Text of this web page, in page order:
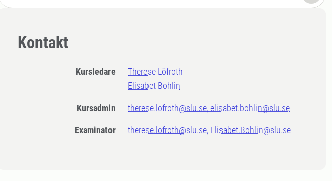
Kontakt
Kursledare
Therese Löfroth
Elisabet Bohlin
Kursadmin therese.lofroth@slu.se, elisabet.bohlin@slu.se
Examinator therese.lofroth@slu.se, Elisabet.Bohlin@slu.se